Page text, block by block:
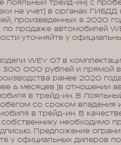
Лояльный трейд-ин) с
на учет) в органах
произведенных в 2020
продаже автомобилей
уточняйте у
WEY 07 в
300 000 рублей и прямой
ранее 2020
6 месяцев (в отношении
в трейд-ин. В
со сроком владения
в трейд-ин. В
необходимо
Предложение
у официальных дилеров